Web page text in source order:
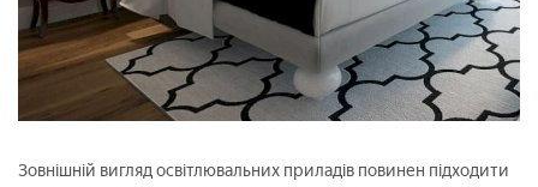
Зовнішній вигляд освітлювальних приладів повинен підходити